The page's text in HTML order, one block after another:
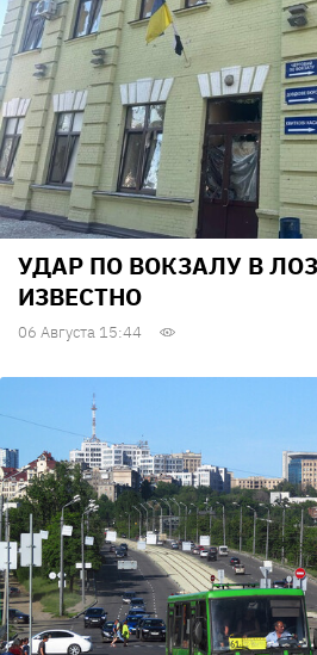
УДАР ПО ВОКЗАЛУ В
ИЗВЕСТНО
06 Августа 15:44